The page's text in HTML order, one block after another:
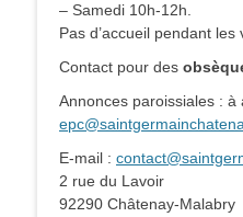
– Samedi 10h-12h.
Pas d’accueil pendant les
Contact pour des
Annonces paroissiales : à
E-mail :
2 rue du Lavoir
92290 Châtenay-Malabry